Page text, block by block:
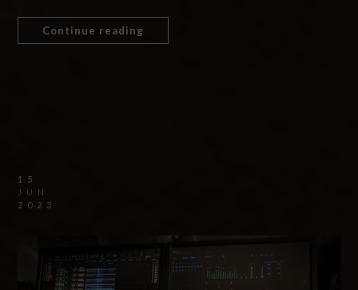
Continue reading
15
JUN
2023